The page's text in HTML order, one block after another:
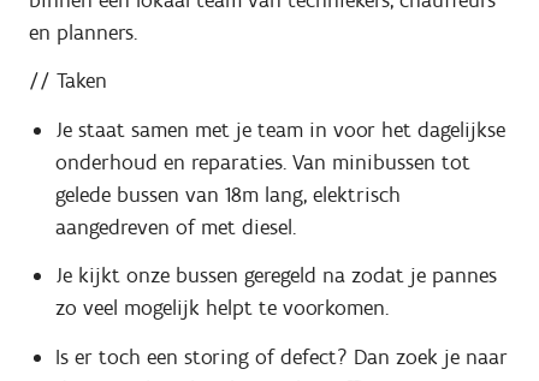
en planners.
// Taken
Je staat samen met je team in voor het dagelijkse
onderhoud en reparaties. Van minibussen tot
gelede bussen van 18m lang, elektrisch
aangedreven of met diesel.
Je kijkt onze bussen geregeld na zodat je pannes
zo veel mogelijk helpt te voorkomen.
Is er toch een storing of defect? Dan zoek je naar